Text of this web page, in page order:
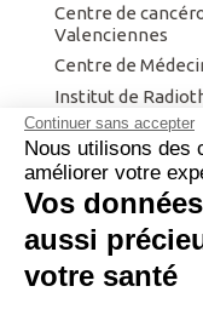
Continuer sans accepter
Nous utilisons des
améliorer votre
Vos
aussi
votre santé
Centre de
Valenciennes
Centre de
Institut de
Hartmann
Centre
Institut privé de
Intergroupe de
radiothérapie du